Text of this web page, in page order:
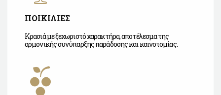
ΠΟΙΚΙΛΙΕΣ
Κρασιά με ξεχωριστό χαρακτήρα, αποτέλεσμα της
αρμονικής συνύπαρξης παράδοσης και καινοτομίας.